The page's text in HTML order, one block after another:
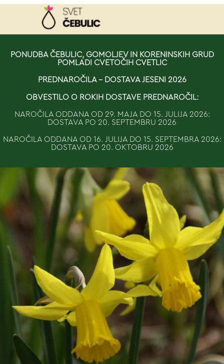
VAŠA KOŠARICA JE
PONUDBA ČEBULIC, GOMOLJEV IN KORENINSKIH GRUD
POMLADI CVETOČIH CVETLIC
PREDNAROČILA - DOSTAVA JESENI 2026
OBVESTILO O ROKIH DOSTAVE PREDNAROČIL:
NAROČILA ODDANA OD 29. MAJA DO 15. JULIJA 2026:
DOSTAVA PO 20. SEPTEMBRU 2026
NAROČILA ODDANA OD 16. JULIJA DO 15. SEPTEMBRA 2026:
DOSTAVA PO 20. OKTOBRU 2026